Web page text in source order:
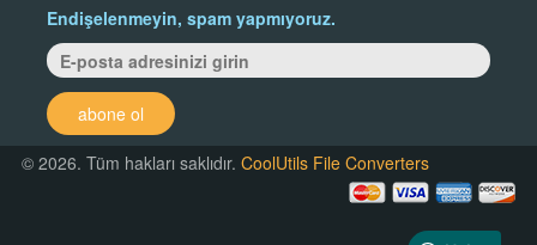
Endişelenmeyin, spam yapmıyoruz.
abone ol
© 2026. Tüm hakları saklıdır.CoolUtils File Converters